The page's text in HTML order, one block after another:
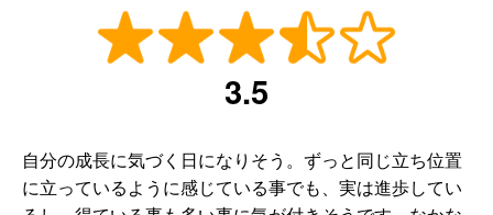
3.5
自分の成長に気づく日になりそう。ずっと同じ立ち位置
に立っているように感じている事でも、実は進歩してい